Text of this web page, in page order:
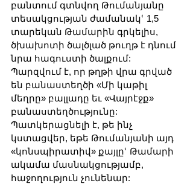
բանտում գտնվող Թումանյանը
տեսակցության ժամանակՙ 1,5
տարեկան Թամարին գրկելիս,
ծխախոտի ծալծլած թուղթ է դնում
նրա հագուստի ծալքում:
Պարզվում է, որ թղթի վրա գրված
են բանաստեղծի «Մի կաթիլ
մեղրը» բալլադը եւ «Վայրէջք»
բանաստեղծությունը:
Պատկերացնելի է, թե ինչ
կստացվեր, եթե Թումանյանի այդ
«կոնսպիրատիվ» քայլըՙ Թամարի
ակամա մասնակցությամբ,
հաջողություն չունենար: